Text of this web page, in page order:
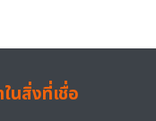
นสิ่งที่เชื่อ